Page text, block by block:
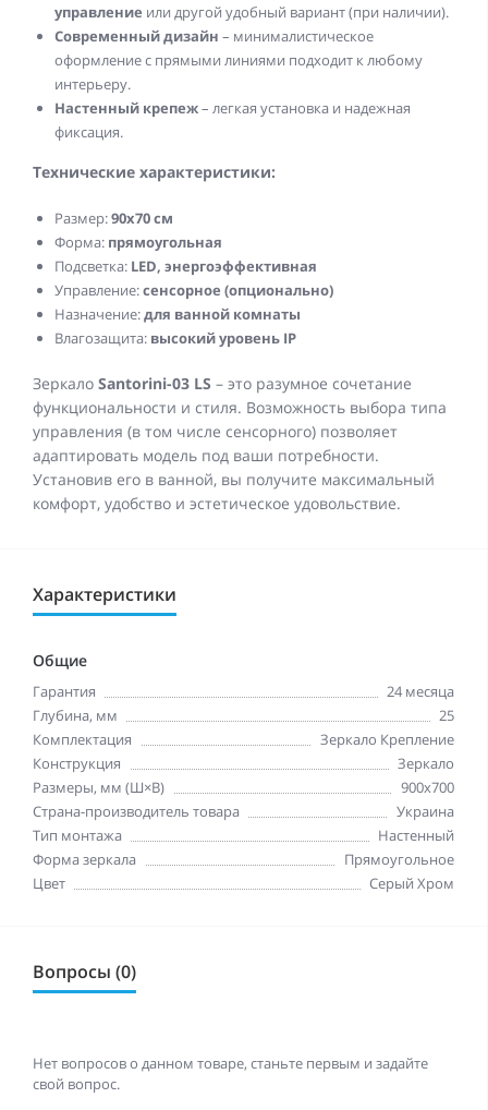
управление или другой удобный вариант (при наличии).
Современный дизайн – минималистическое
оформление с прямыми линиями подходит к любому
интерьеру.
Настенный крепеж– легкая установка и надежная
фиксация.
Технические характеристики:
Размер:90x70 см
Форма: прямоугольная
Подсветка: LED, энергоэффективная
Управление:сенсорное (опционально)
Назначение:для ванной комнаты
Влагозащита: высокий уровень IP
Зеркало Santorini-03 LS – это разумное сочетание
функциональности и стиля. Возможность выбора типа
управления (в том числе сенсорного) позволяет
адаптировать модель под ваши потребности.
Установив его в ванной, вы получите максимальный
комфорт, удобство и эстетическое удовольствие.
Характеристики
Общие
Гарантия
24 месяца
Глубина, мм
25
Комплектация
Зеркало Крепление
Конструкция
Зеркало
Размеры, мм (Ш×В)
900x700
Страна-производитель товара
Украина
Тип монтажа
Настенный
Форма зеркала
Прямоугольное
Цвет
Серый Хром
Вопросы (0)
Нет вопросов о данном товаре, станьте первым и задайте
свой вопрос.